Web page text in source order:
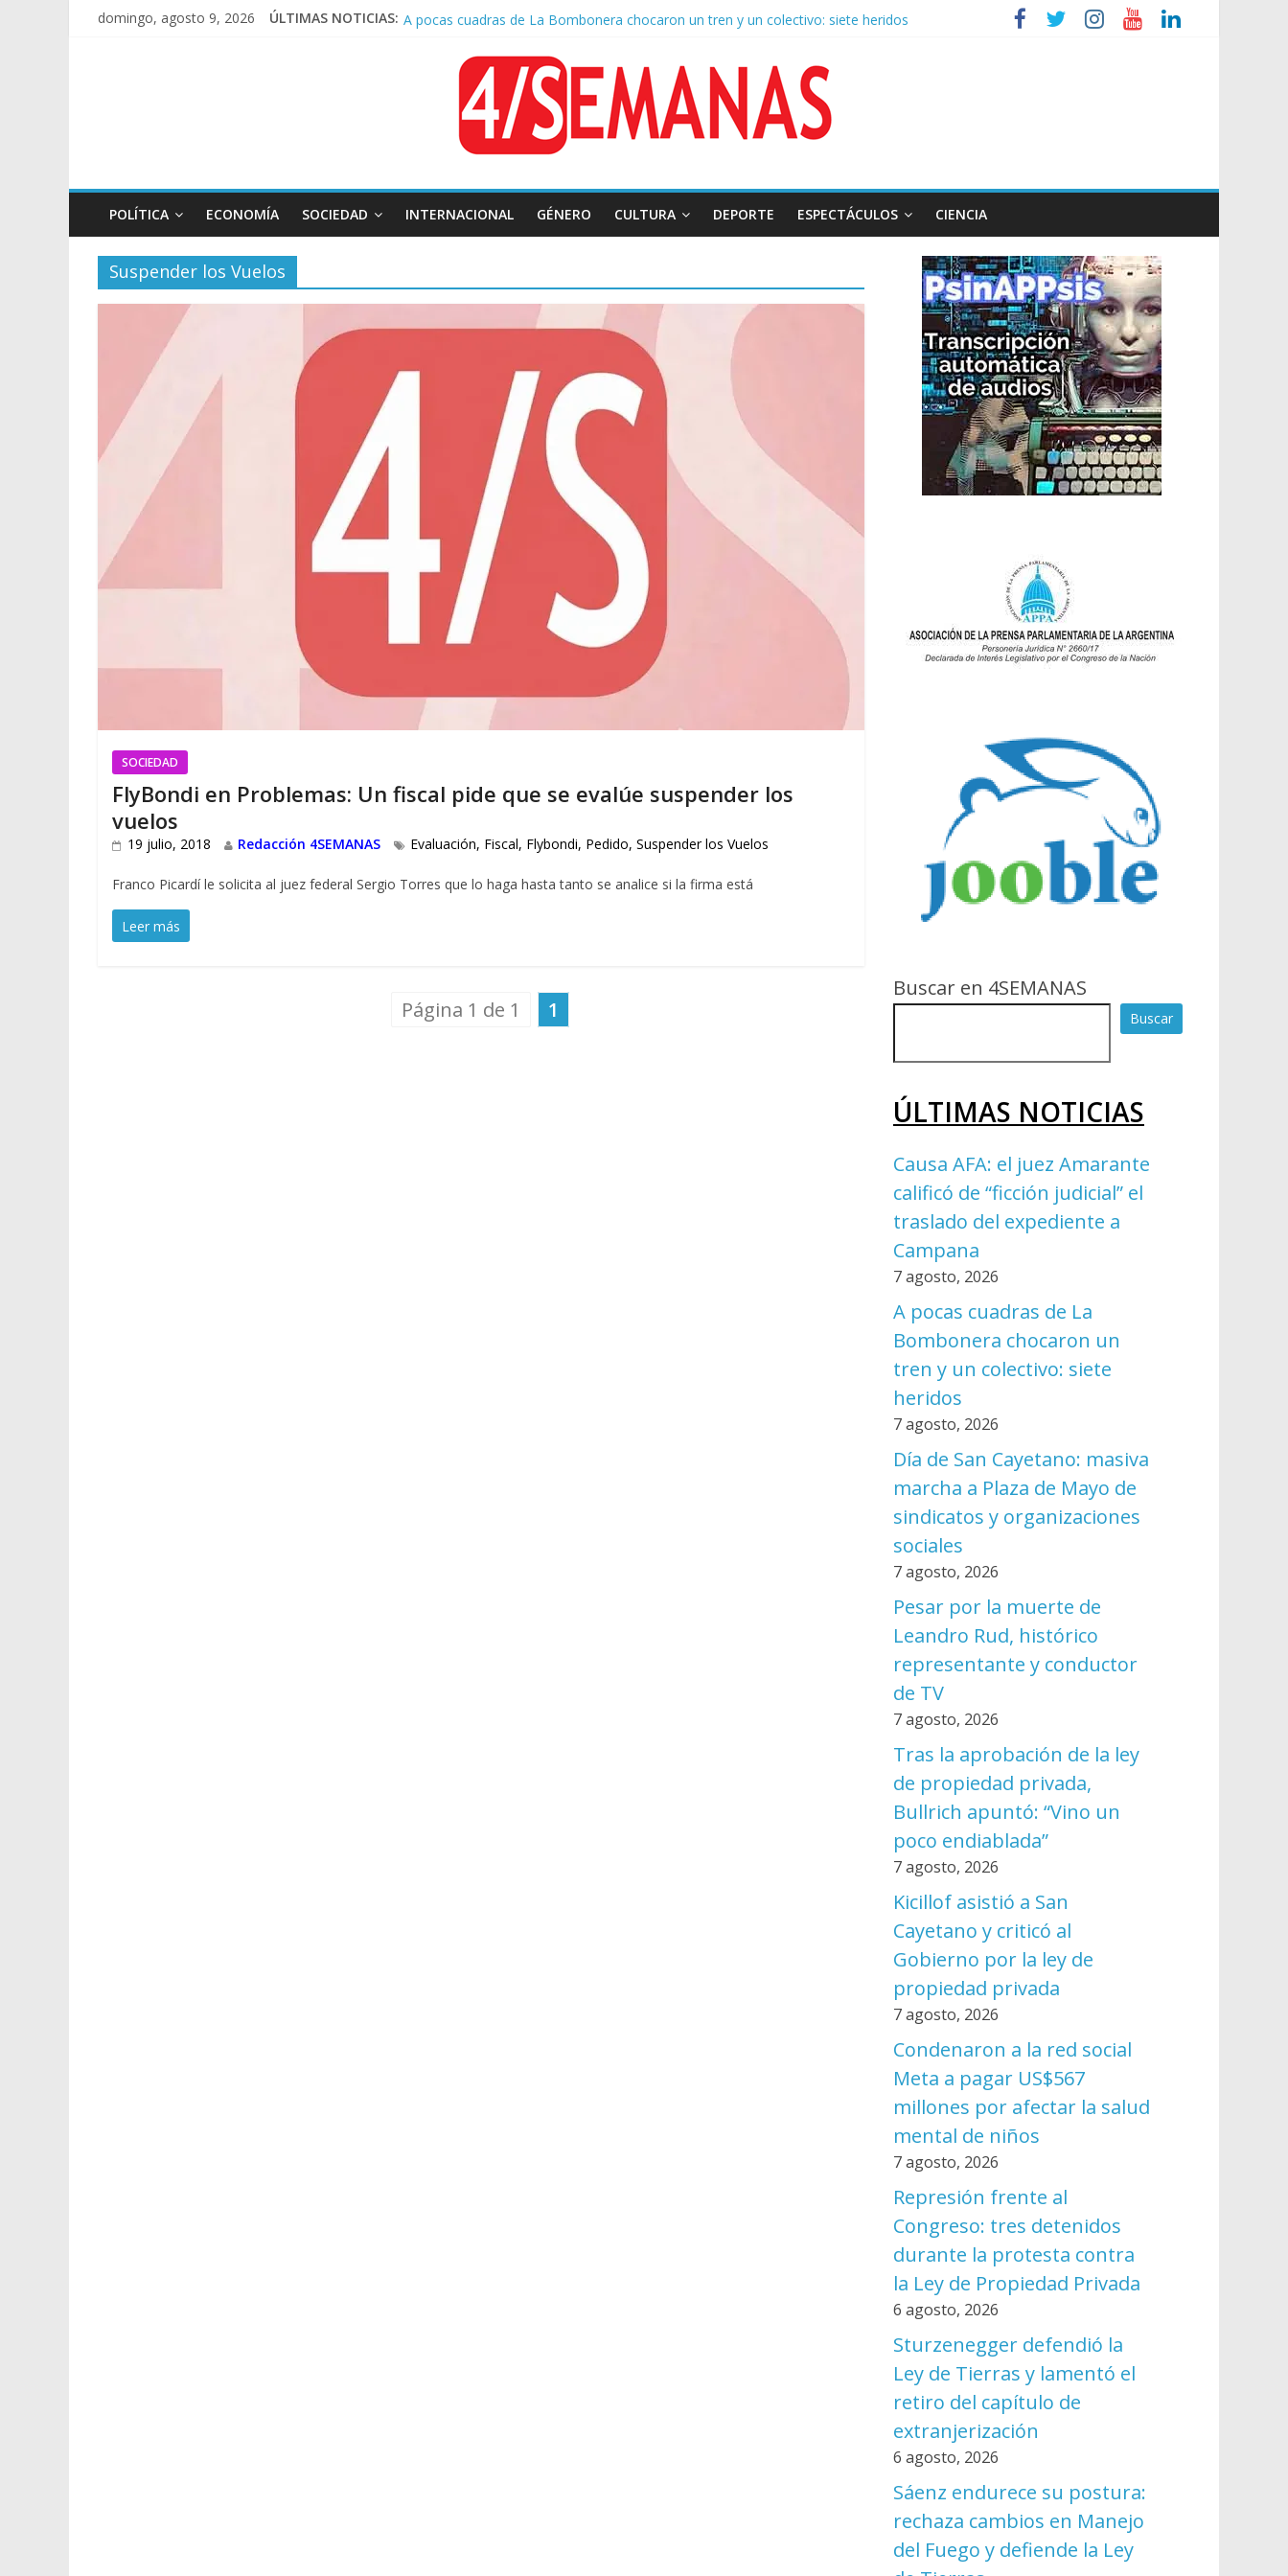
domingo, agosto 9, 2026 ÚLTIMAS NOTICIAS: A pocas cuadras de La Bombonera chocaron un tren y un colectivo: siete heridos
Pesar por la muerte de Leandro Rud, histórico representante y conductor de TV
Tras la aprobación de la ley de propiedad privada, Bullrich apuntó: “Vino un poco endiablada”
POLÍTICA ECONOMÍA SOCIEDAD INTERNACIONAL GÉNERO CULTURA DEPORTE ESPECTÁCULOS CIENCIA
Suspender los Vuelos
SOCIEDAD
FlyBondi en Problemas: Un fiscal pide que se evalúe suspender los
vuelos
19 julio, 2018 Redacción 4SEMANAS Evaluación, Fiscal, Flybondi, Pedido, Suspender los Vuelos
Franco Picardí le solicita al juez federal Sergio Torres que lo haga hasta tanto se analice si la firma está
Leer más
Página 1 de 1 1
Buscar en 4SEMANAS
Buscar
ÚLTIMAS NOTICIAS
Causa AFA: el juez Amarante
calificó de “ficción judicial” el
traslado del expediente a
Campana
7 agosto, 2026
A pocas cuadras de La
Bombonera chocaron un
tren y un colectivo: siete
heridos
7 agosto, 2026
Día de San Cayetano: masiva
marcha a Plaza de Mayo de
sindicatos y organizaciones
sociales
7 agosto, 2026
Pesar por la muerte de
Leandro Rud, histórico
representante y conductor
de TV
7 agosto, 2026
Tras la aprobación de la ley
de propiedad privada,
Bullrich apuntó: “Vino un
poco endiablada”
7 agosto, 2026
Kicillof asistió a San
Cayetano y criticó al
Gobierno por la ley de
propiedad privada
7 agosto, 2026
Condenaron a la red social
Meta a pagar US$567
millones por afectar la salud
mental de niños
7 agosto, 2026
Represión frente al
Congreso: tres detenidos
durante la protesta contra
la Ley de Propiedad Privada
6 agosto, 2026
Sturzenegger defendió la
Ley de Tierras y lamentó el
retiro del capítulo de
extranjerización
6 agosto, 2026
Sáenz endurece su postura:
rechaza cambios en Manejo
del Fuego y defiende la Ley